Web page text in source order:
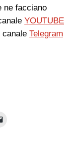
ne facciano
YOUTUBE
Telegram